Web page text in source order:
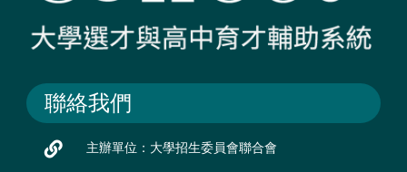
聯絡我們
主辦單位：大學招生委員會聯合會